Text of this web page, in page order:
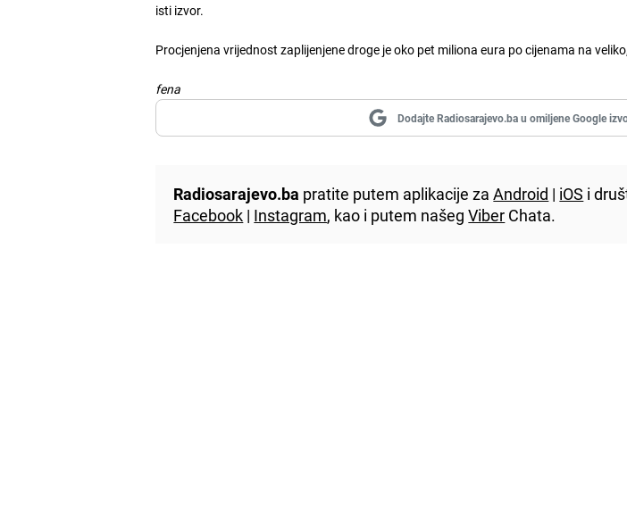
isti izvor.
Procjenjena vrijednost zaplijenjene droge je oko pet miliona eura po cijenama na
fena
Dodajte Radiosarajevo.ba u omiljene Google
Radiosarajevo.ba pratite putem aplikacije zaAndroid | iOS i
Facebook | Instagram, kao i putem našegViber Chata.